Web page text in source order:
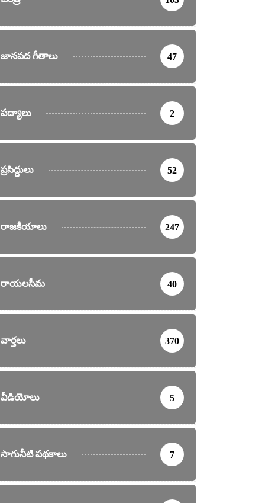
జానపద గీతాలు 47
పద్యాలు 2
ప్రసిద్ధులు 52
రాజకీయాలు 247
రాయలసీమ 40
వార్తలు 370
వీడియోలు 5
సాగునీటి పథకాలు 7